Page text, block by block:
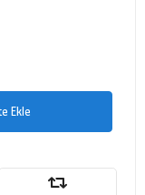
Ekle